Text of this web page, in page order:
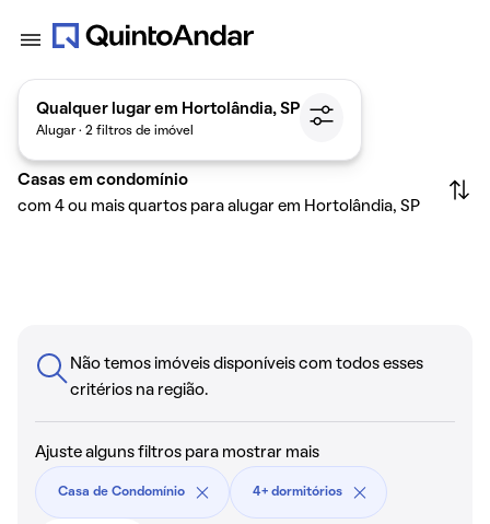
Qualquer lugar em Hortolândia, SP
Alugar · 2 filtros de imóvel
Casas em condomínio
com 4 ou mais quartos para alugar em Hortolândia, SP
Não temos imóveis disponíveis com todos esses
critérios na região.
Ajuste alguns filtros para mostrar mais
Casa de Condomínio 4+ dormitórios